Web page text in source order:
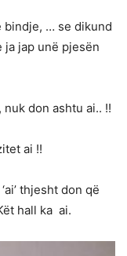
bindje, … se dikund
ja jap unë pjesën
don ashtu ai.. !!
ai !!
thjesht don që
hall ka ai.